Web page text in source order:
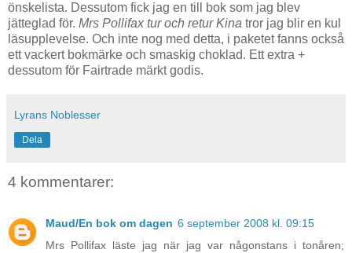
önskelista. Dessutom fick jag en till bok som jag blev
jätteglad för. Mrs Pollifax tur och retur Kina tror jag blir en kul
läsupplevelse. Och inte nog med detta, i paketet fanns också
ett vackert bokmärke och smaskig choklad. Ett extra +
dessutom för Fairtrade märkt godis.
Lyrans Noblesser
Dela
4 kommentarer:
Maud/En bok om dagen 6 september 2008 kl. 09:15
Mrs Pollifax läste jag när jag var någonstans i tonåren;